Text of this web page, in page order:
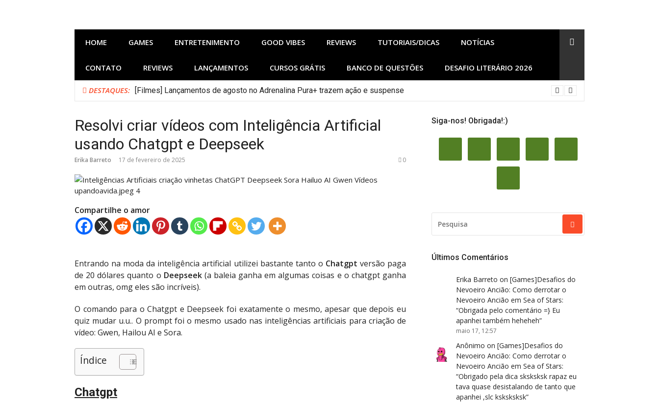
HOME GAMES ENTRETENIMENTO GOOD VIBES REVIEWS TUTORIAIS/DICAS NOTÍCIAS
CONTATO REVIEWS LANÇAMENTOS CURSOS GRÁTIS BANCO DE QUESTÕES DESAFIO LITERÁRIO 2026
DESTAQUES: Bastidores do Filme Filhos de Sangue e Osso Revelam a Magia de Orïsha
Resolvi criar vídeos com Inteligência Artificial
usando Chatgpt e Deepseek
Erika Barreto 17 de fevereiro de 2025 0
Compartilhe o amor
Entrando na moda da inteligência artificial utilizei bastante tanto o Chatgpt versão paga
de 20 dólares quanto o Deepseek(a baleia ganha em algumas coisas e o chatgpt ganha
em outras, omg eles são incríveis).
O comando para o Chatgpt e Deepseek foi exatamente o mesmo, apesar que depois eu
quiz mudar u.u.. O prompt foi o mesmo usado nas inteligências artificiais para criação de
vídeo: Gwen, Hailou AI e Sora.
Índice
Chatgpt
Siga-nos! Obrigada!:)
POR:
Últimos Comentários
Erika Barreto on [Games]Desafios do
Nevoeiro Ancião: Como derrotar o
Nevoeiro Ancião em Sea of Stars:
“Obrigada pelo comentário =} Eu
apanhei também heheheh”
maio 17, 12:57
Anônimo on [Games]Desafios do
Nevoeiro Ancião: Como derrotar o
Nevoeiro Ancião em Sea of Stars:
“Obrigado pela dica sksksksk rapaz eu
tava quase desistalando de tanto que
apanhei ,slc ksksksksk”